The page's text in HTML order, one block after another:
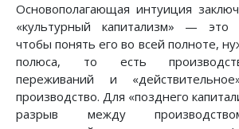
Основополагающая интуиция
«культурный капитализм» — это
чтобы понять его во всей полноте,
полюса, то есть
переживаний и
производство. Для «позднего
разрыв между